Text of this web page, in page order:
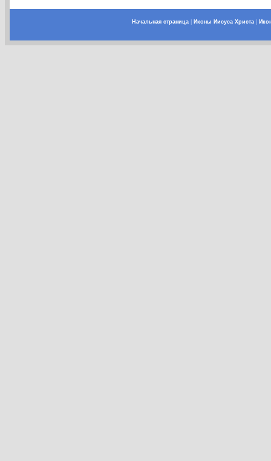
Начальная страница| Иконы Иисуса Христа|